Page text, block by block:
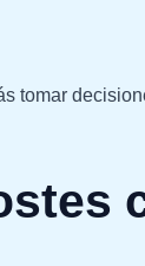
tomar